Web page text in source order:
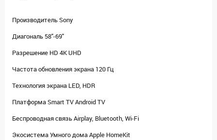
Производитель Sony
Диагональ 58"-69"
Разрешение HD 4K UHD
Частота обновления экрана 120 Гц
Технология экрана LED, HDR
Платформа Smart TV Android TV
Беспроводная связь Airplay, Bluetooth, Wi-Fi
Экосистема Умного дома Apple HomeKit